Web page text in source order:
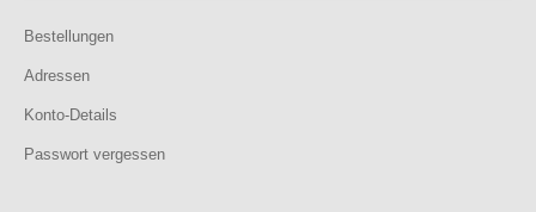
Bestellungen
Adressen
Konto-Details
Passwort vergessen